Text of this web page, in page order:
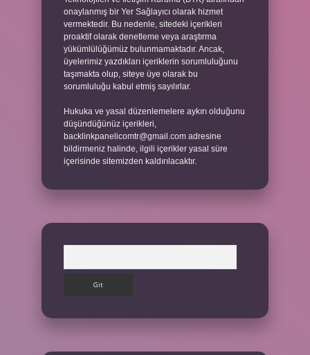
onaylanmış bir Yer Sağlayıcı olarak hizmet
vermektedir. Bu nedenle, sitedeki içerikleri
proaktif olarak denetleme veya araştırma
yükümlülüğümüz bulunmamaktadır. Ancak,
üyelerimiz yazdıkları içeriklerin sorumluluğunu
taşımakta olup, siteye üye olarak bu
sorumluluğu kabul etmiş sayılırlar.
Hukuka ve yasal düzenlemelere aykırı olduğunu
düşündüğünüz içerikleri,
backlinkpanelicomtr@gmail.com adresine
bildirmeniz halinde, ilgili içerikler yasal süre
içerisinde sitemizden kaldırılacaktır.